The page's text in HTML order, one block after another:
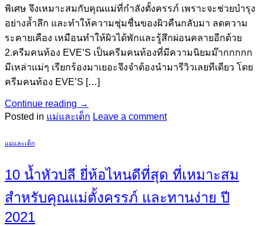
พิเศษ จึงเหมาะสมกับคุณแม่ที่กำลังตั้งครรภ์ เพราะจะช่วยบำรุง
อย่างล้ำลึก และทำให้ความชุ่มชื่นของผิวคืนกลับมา ลดความ
ระคายเคือง เหมือนทำให้ผิวได้พักและรู้สึกผ่อนคลายอีกด้วย
2.ครีมคนท้อง EVE’S เป็นครีมคนท้องที่มีความนิยมม๊ากกกกก
มีเหล่าแม่ๆ เรียกร้องมาเยอะจึงจำต้องนำมารีวิวเลยทีเดียว โดย
ครีมคนท้อง EVE’S […]
Continue reading →
Posted in แม่และเด็ก Leave a comment
แม่และเด็ก
10 น้ำหัวปลี ยี่ห้อไหนดีที่สุด ที่เหมาะสม
สำหรับคุณแม่ตั้งครรภ์ และทานง่าย ปี
2021